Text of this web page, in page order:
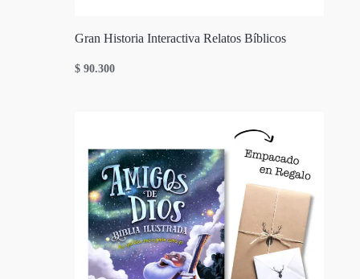
Gran Historia Interactiva Relatos Bíblicos
$ 90.300